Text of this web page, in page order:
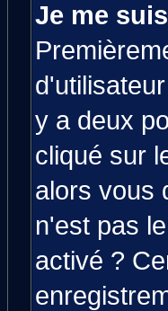
Je me
y a deux
cliqué sur
alors vous
n'est pas
activé ?